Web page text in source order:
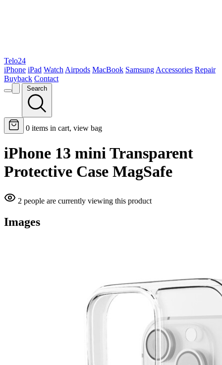
Telo24
iPhone iPad Watch Airpods MacBook Samsung Accessories Repair
Buyback Contact
Search
0 items in cart, view bag
iPhone 13 mini Transparent
Protective Case MagSafe
2 people are currently viewing this product
Images